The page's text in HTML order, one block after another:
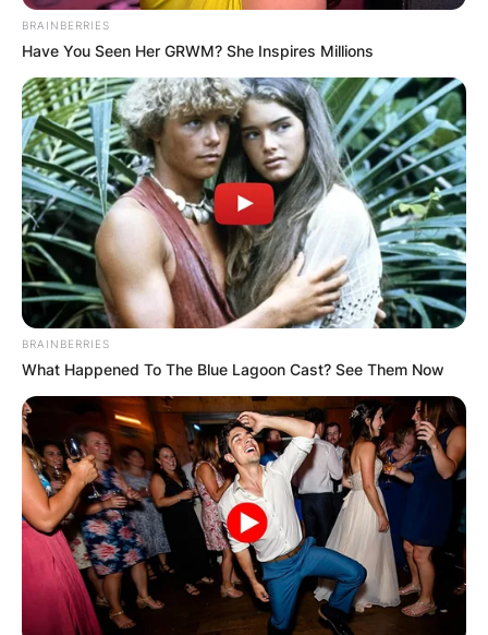
BRAINBERRIES
Have You Seen Her GRWM? She Inspires Millions
BRAINBERRIES
What Happened To The Blue Lagoon Cast? See Them Now